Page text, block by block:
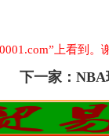
上看到。
下一家： NBA